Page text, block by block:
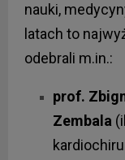
nauki,
latach to
odebrali m.in.:
prof.
Zembala